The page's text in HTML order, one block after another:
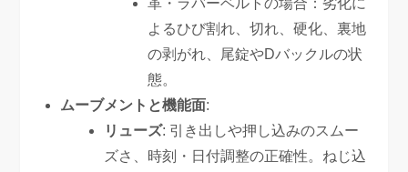
革・ラバーベルトの場合：劣化に
よるひび割れ、切れ、硬化、裏地
の剥がれ、尾錠やDバックルの状
態。
ムーブメントと機能面:
リューズ: 引き出しや押し込みのスムー
ズさ、時刻・日付調整の正確性。ねじ込